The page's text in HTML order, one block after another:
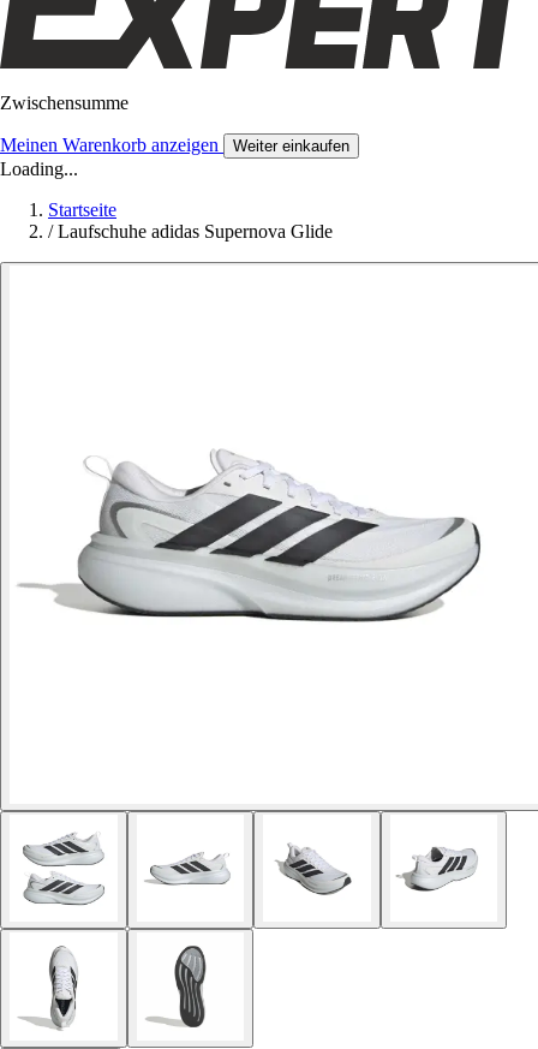
Zwischensumme
Meinen Warenkorb anzeigen Weiter einkaufen
Loading...
Startseite
/ Laufschuhe adidas Supernova Glide